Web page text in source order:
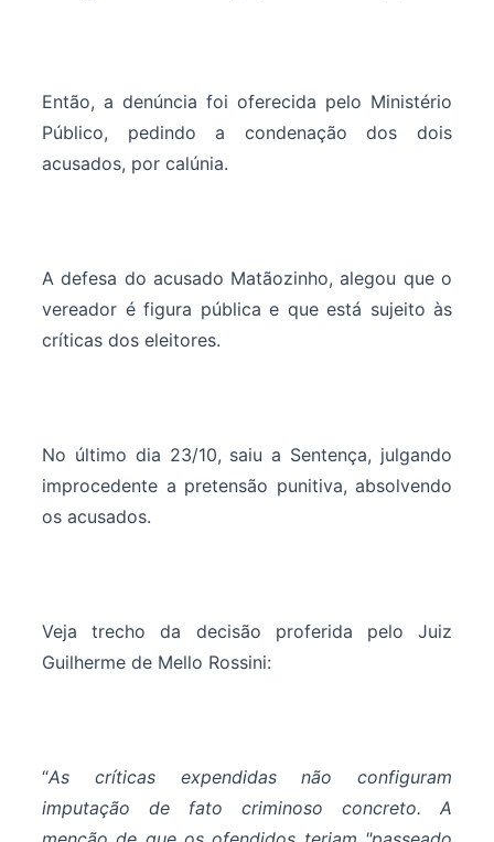
Então, a denúncia foi oferecida pelo Ministério
Público, pedindo a condenação dos dois
acusados, por calúnia.
A defesa do acusado Matãozinho, alegou que o
vereador é figura pública e que está sujeito às
críticas dos eleitores.
No último dia 23/10, saiu a Sentença, julgando
improcedente a pretensão punitiva, absolvendo
os acusados.
Veja trecho da decisão proferida pelo Juiz
Guilherme de Mello Rossini:
“As críticas expendidas não configuram
imputação de fato criminoso concreto. A